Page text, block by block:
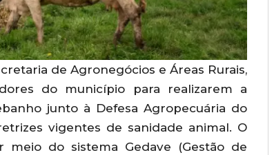
de Agronegócios e Áreas Rurais,
do município para realizarem a
junto à Defesa Agropecuária do
vigentes de sanidade animal. O
do sistema Gedave (Gestão de